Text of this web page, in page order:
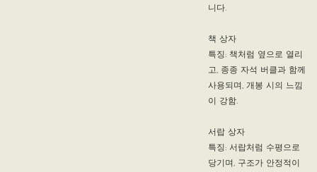
니다.
책 상자
특징: 책처럼 옆으로 열리
고, 종종 자석 버클과 함께
사용되며, 개봉 시의 느낌
이 강함.
서랍 상자
특징: 서랍처럼 수평으로
당기며, 구조가 안정적이